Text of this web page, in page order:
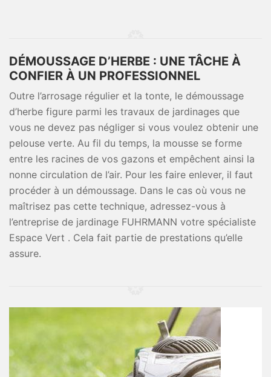
DÉMOUSSAGE D’HERBE : UNE TÂCHE À
CONFIER À UN PROFESSIONNEL
Outre l’arrosage régulier et la tonte, le démoussage
d’herbe figure parmi les travaux de jardinages que
vous ne devez pas négliger si vous voulez obtenir une
pelouse verte. Au fil du temps, la mousse se forme
entre les racines de vos gazons et empêchent ainsi la
nonne circulation de l’air. Pour les faire enlever, il faut
procéder à un démoussage. Dans le cas où vous ne
maîtrisez pas cette technique, adressez-vous à
l’entreprise de jardinage FUHRMANN votre spécialiste
Espace Vert . Cela fait partie de prestations qu’elle
assure.